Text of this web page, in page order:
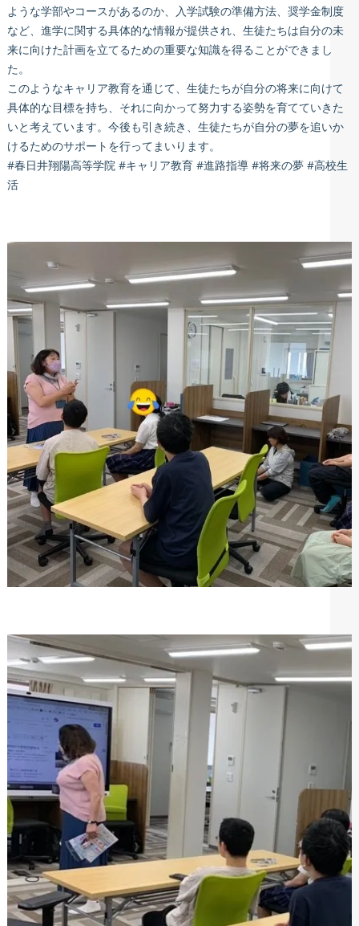
ような学部やコースがあるのか、入学試験の準備方法、奨学金制度
など、進学に関する具体的な情報が提供され、生徒たちは自分の未
来に向けた計画を立てるための重要な知識を得ることができまし
た。
このようなキャリア教育を通じて、生徒たちが自分の将来に向けて
具体的な目標を持ち、それに向かって努力する姿勢を育てていきた
いと考えています。今後も引き続き、生徒たちが自分の夢を追いか
けるためのサポートを行ってまいります。
#春日井翔陽高等学院 #キャリア教育 #進路指導 #将来の夢 #高校生
活